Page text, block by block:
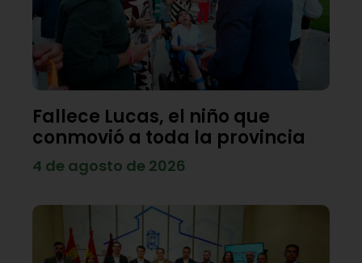
Fallece Lucas, el niño que
conmovió a toda la provincia
4 de agosto de 2026